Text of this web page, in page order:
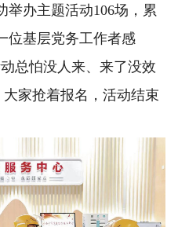
办主题活动106场，累
位基层党务工作者感
总怕没人来、来了没效
大家抢着报名，活动结束